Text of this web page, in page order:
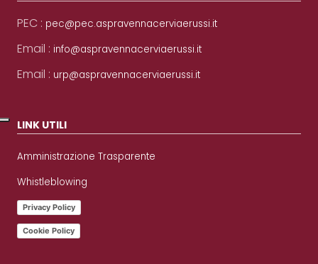
PEC : pec@pec.aspravennacerviaerussi.it
Email : info@aspravennacerviaerussi.it
Email : urp@aspravennacerviaerussi.it
LINK UTILI
Amministrazione Trasparente
Whistleblowing
Privacy Policy
Cookie Policy